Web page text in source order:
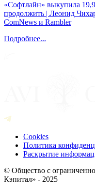
«Софтлайн» выкупила
продолжить | Леонид
ComNews и Rambler
Подробнее...
Cookies
Политика
Раскрытие
© Общество с
Кэпитал» - 2025